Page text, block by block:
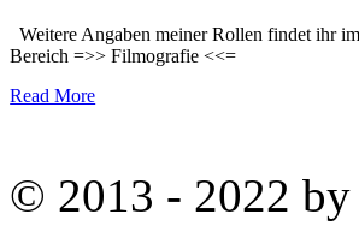
Weitere Angaben meiner Rollen findet ihr im
Bereich =>> Filmografie <<=
Read More
© 2013 - 2022